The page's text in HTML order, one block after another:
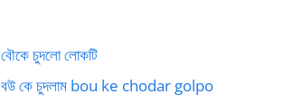
বৌকে চুদলো লোকটি
বউ কে চুদলাম bou ke chodar golpo